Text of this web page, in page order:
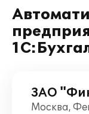
ЗАО
Москва,